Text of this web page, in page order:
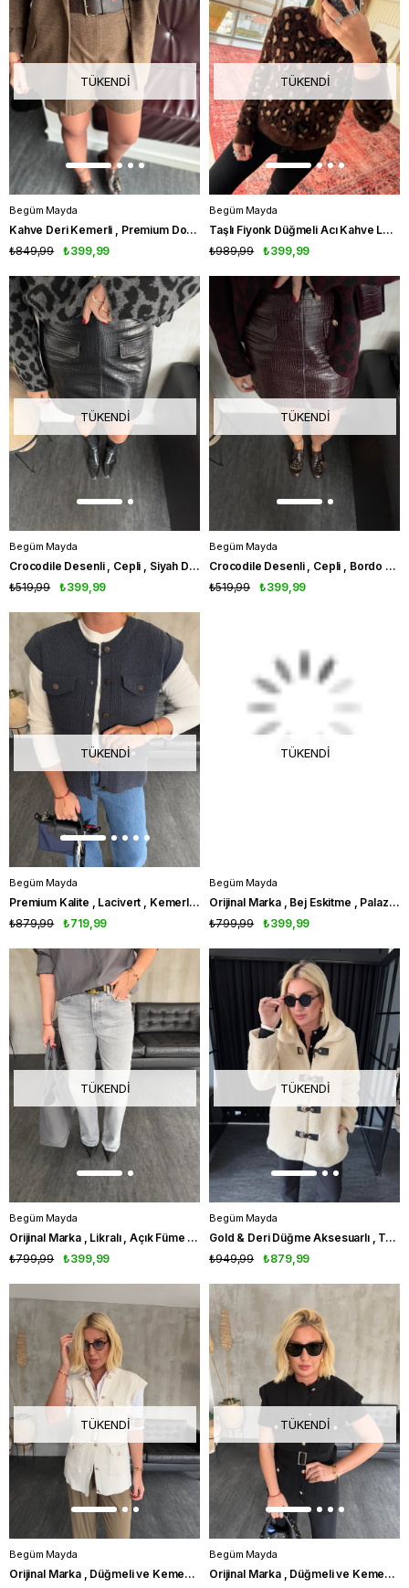
TÜKENDI
Begüm Mayda
Kahve Deri Kemerli , Premium Dokulu , Şehir Boy Şort
₺399,99
₺849,99
TÜKENDI
Begüm Mayda
Taşlı Fiyonk Düğmeli Acı Kahve Leopar Desenli Angora Triko
₺399,99
₺989,99
TÜKENDI
Begüm Mayda
Crocodile Desenli , Cepli , Siyah Deri Etek
₺399,99
₺519,99
TÜKENDI
Begüm Mayda
Crocodile Desenli , Cepli , Bordo Deri Etek
₺399,99
₺519,99
TÜKENDI
Begüm Mayda
Premium Kalite , Lacivert , Kemerli , Triko Yelek
₺719,99
₺879,99
TÜKENDI
Begüm Mayda
Orijinal Marka , Bej Eskitme , Palazzo Jean
₺399,99
₺799,99
TÜKENDI
Begüm Mayda
Orijinal Marka , Likralı , Açık Füme Jean
₺399,99
₺799,99
TÜKENDI
Begüm Mayda
Gold & Deri Düğme Aksesuarlı , Teddy Mont
₺879,99
₺949,99
TÜKENDI
Begüm Mayda
Orijinal Marka , Düğmeli ve Kemerli , Ekru Triko Yelek
TÜKENDI
Begüm Mayda
Orijinal Marka , Düğmeli ve Kemerli , Siyah Triko Yelek